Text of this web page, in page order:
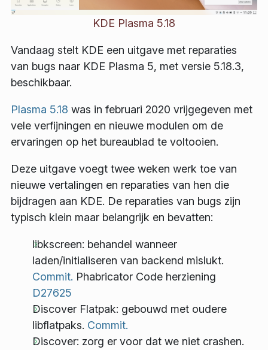
KDE Plasma 5.18
Vandaag stelt KDE een uitgave met reparaties
van bugs naar KDE Plasma 5, met versie 5.18.3,
beschikbaar.
Plasma 5.18 was in februari 2020 vrijgegeven met
vele verfijningen en nieuwe modulen om de
ervaringen op het bureaublad te voltooien.
Deze uitgave voegt twee weken werk toe van
nieuwe vertalingen en reparaties van hen die
bijdragen aan KDE. De reparaties van bugs zijn
typisch klein maar belangrijk en bevatten:
libkscreen: behandel wanneer
laden/initialiseren van backend mislukt.
Commit. Phabricator Code herziening
D27625
Discover Flatpak: gebouwd met oudere
libflatpaks. Commit.
Discover: zorg er voor dat we niet crashen.